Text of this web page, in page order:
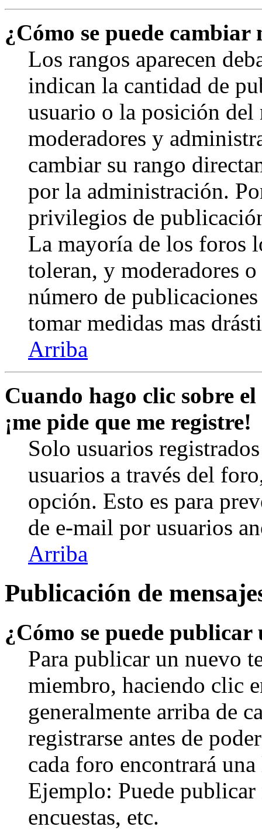
¿Cómo se puede cambiar
Los rangos aparecen
indican la cantidad de
usuario o la posición
moderadores y
cambiar su rango
por la administración.
privilegios de
La mayoría de los foros
toleran, y moderadores
número de
tomar medidas mas
Arriba
Cuando hago clic sobre
¡me pide que me registre!
Solo usuarios
usuarios a través del
opción. Esto es para
de e-mail por usuarios
Arriba
Publicación de
¿Cómo se puede
Para publicar un nuevo
miembro, haciendo clic
generalmente arriba de
registrarse antes de
cada foro encontrará
Ejemplo: Puede publicar
encuestas, etc.